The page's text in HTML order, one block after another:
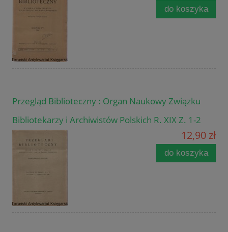
do koszyka
Przegląd Biblioteczny : Organ Naukowy Związku
Bibliotekarzy i Archiwistów Polskich R. XIX Z. 1-2
12,90 zł
do koszyka